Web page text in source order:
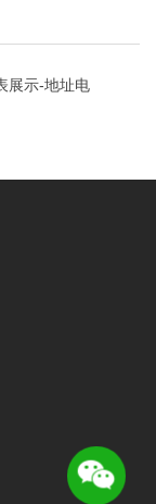
展示-地址电